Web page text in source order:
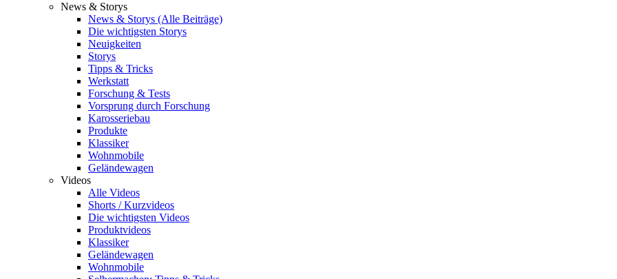
News & Storys
News & Storys (Alle Beiträge)
Die wichtigsten Storys
Neuigkeiten
Storys
Tipps & Tricks
Werkstatt
Forschung & Tests
Vorsprung durch Forschung
Karosseriebau
Produkte
Klassiker
Wohnmobile
Geländewagen
Videos
Alle Videos
Shorts / Kurzvideos
Die wichtigsten Videos
Produktvideos
Klassiker
Geländewagen
Wohnmobile